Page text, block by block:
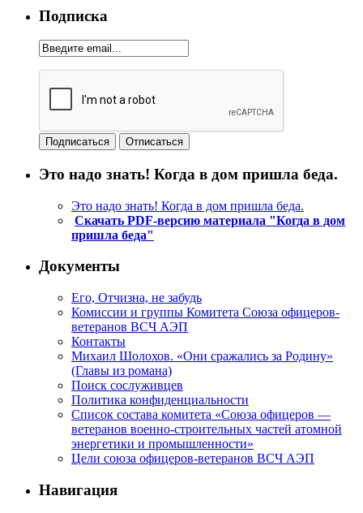
Подписка
Это надо знать! Когда в дом пришла беда.
Это надо знать! Когда в дом пришла беда.
Скачать PDF-версию материала "Когда в дом
пришла беда"
Документы
Его, Отчизна, не забудь
Комиссии и группы Комитета Союза офицеров-
ветеранов ВСЧ АЭП
Контакты
Михаил Шолохов. «Они сражались за Родину»
(Главы из романа)
Поиск сослуживцев
Политика конфиденциальности
Список состава комитета «Союза офицеров —
ветеранов военно-строительных частей атомной
энергетики и промышленности»
Цели союза офицеров-ветеранов ВСЧ АЭП
Навигация